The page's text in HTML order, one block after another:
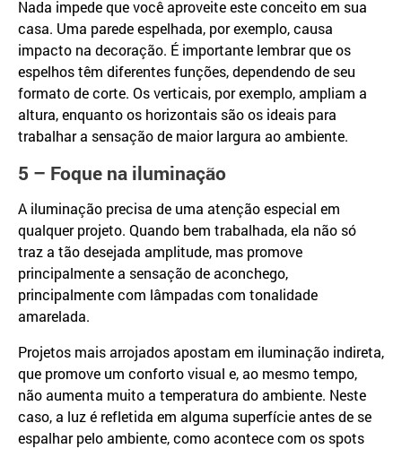
Nada impede que você aproveite este conceito em sua
casa. Uma parede espelhada, por exemplo, causa
impacto na decoração. É importante lembrar que os
espelhos têm diferentes funções, dependendo de seu
formato de corte. Os verticais, por exemplo, ampliam a
altura, enquanto os horizontais são os ideais para
trabalhar a sensação de maior largura ao ambiente.
5 – Foque na iluminação
A iluminação precisa de uma atenção especial em
qualquer projeto. Quando bem trabalhada, ela não só
traz a tão desejada amplitude, mas promove
principalmente a sensação de aconchego,
principalmente com lâmpadas com tonalidade
amarelada.
Projetos mais arrojados apostam em iluminação indireta,
que promove um conforto visual e, ao mesmo tempo,
não aumenta muito a temperatura do ambiente. Neste
caso, a luz é refletida em alguma superfície antes de se
espalhar pelo ambiente, como acontece com os spots